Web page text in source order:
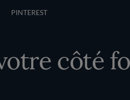
PINTEREST
côté foodie